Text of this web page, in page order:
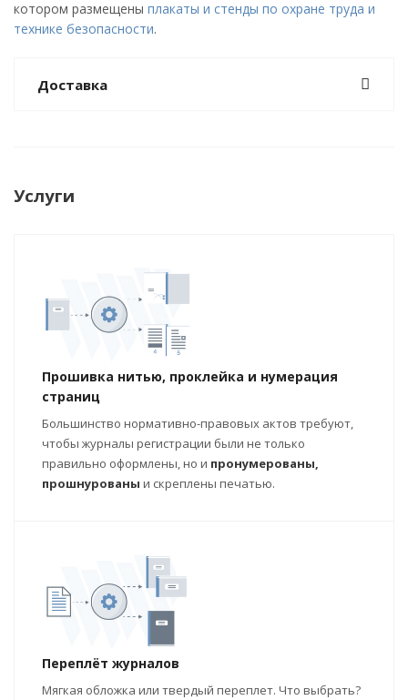
котором размещены плакаты и стенды по охране труда и
технике безопасности.
Доставка
Услуги
Прошивка нитью, проклейка и нумерация
страниц
Большинство нормативно-правовых актов требуют,
чтобы журналы регистрации были не только
правильно оформлены, но и пронумерованы,
прошнурованы и скреплены печатью.
Переплёт журналов
Мягкая обложка или твердый переплет. Что выбрать?